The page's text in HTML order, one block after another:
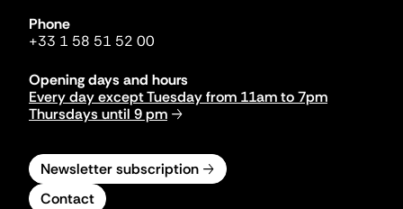
Phone
+33 1 58 51 52 00
Opening days and hours
Every day except Tuesday from 11am to 7pm
Thursdays until 9 pm
Newsletter subscription
Contact